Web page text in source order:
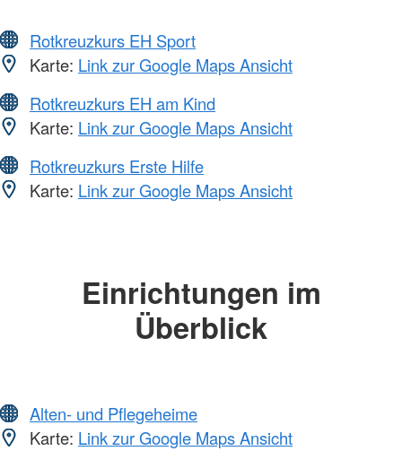
Rotkreuzkurs EH Sport
Karte: Link zur Google Maps Ansicht
Rotkreuzkurs EH am Kind
Karte: Link zur Google Maps Ansicht
Rotkreuzkurs Erste Hilfe
Karte: Link zur Google Maps Ansicht
Einrichtungen im
Überblick
Alten- und Pflegeheime
Karte: Link zur Google Maps Ansicht